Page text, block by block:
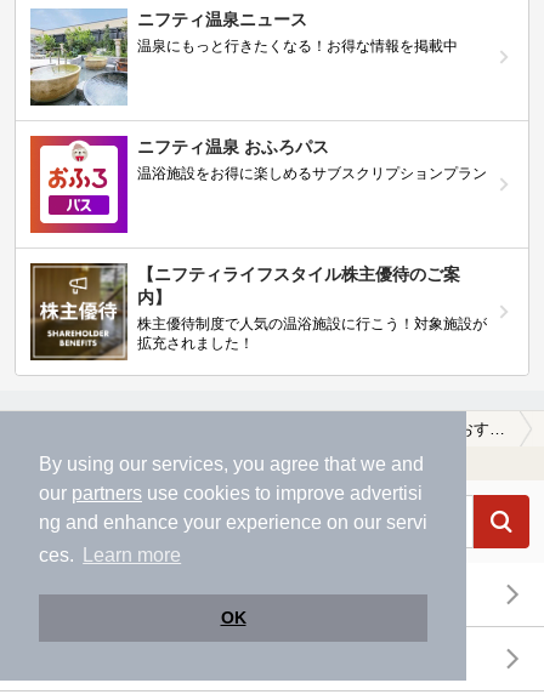
By using our services, you agree that we and
our partners use cookies to improve advertisi
ng and enhance your experience on our servi
ces.
Learn more
OK
ニフティ温泉ニュース
温泉にもっと行きたくなる！お得な情報を掲載中
ニフティ温泉 おふろパス
温浴施設をお得に楽しめるサブスクリプションプラン
【ニフティライフスタイル株主優待のご案
内】
株主優待制度で人気の温浴施設に行こう！対象施設が
拡充されました！
カップルにおすすめの甲州市の温泉、日帰り温泉、スーパー銭湯おすすめ
温浴施設を探す
エリアから探す